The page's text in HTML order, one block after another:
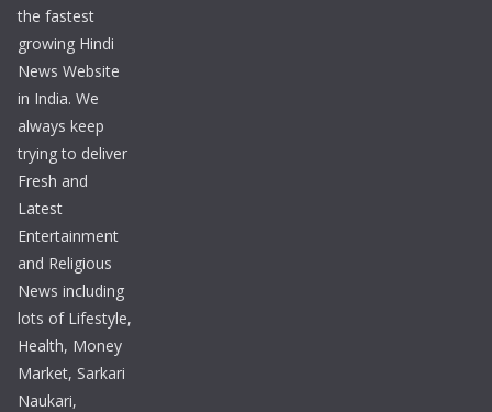
the fastest
growing Hindi
News Website
in India. We
always keep
trying to deliver
Fresh and
Latest
Entertainment
and Religious
News including
lots of Lifestyle,
Health, Money
Market, Sarkari
Naukari,